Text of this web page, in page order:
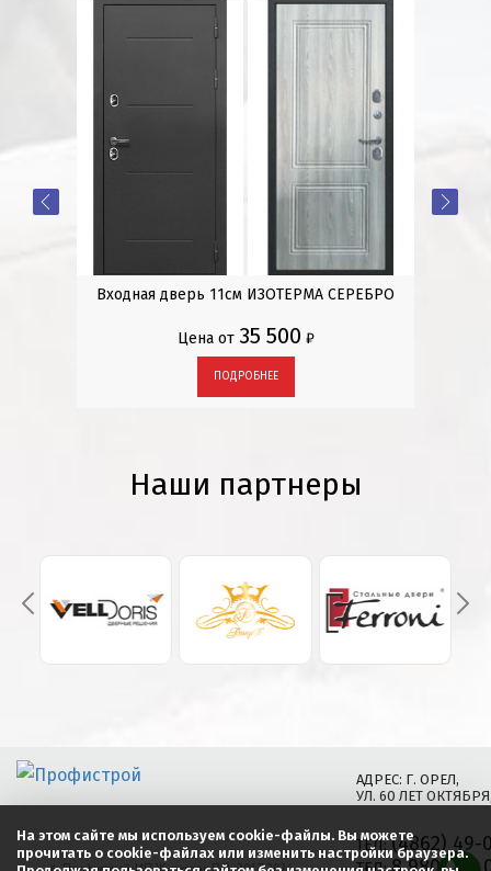
Входная дверь 11см ИЗОТЕРМА СЕРЕБРО
Цена от 35 500 ₽
ПОДРОБНЕЕ
Наши партнеры
АДРЕС: Г. ОРЕЛ,
УЛ. 60 ЛЕТ
ТЕЛ:(4862) 49-
На этом сайте мы используем cookie-файлы. Вы можете
прочитать о cookie-файлах или изменить настройки браузера.